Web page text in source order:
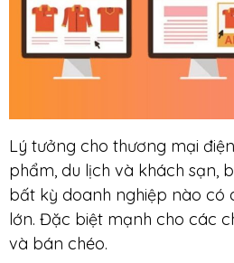
Lý tưởng cho thương mại
phẩm, du lịch và khách sạn,
bất kỳ doanh nghiệp nào có
lớn. Đặc biệt mạnh cho các
và bán chéo.